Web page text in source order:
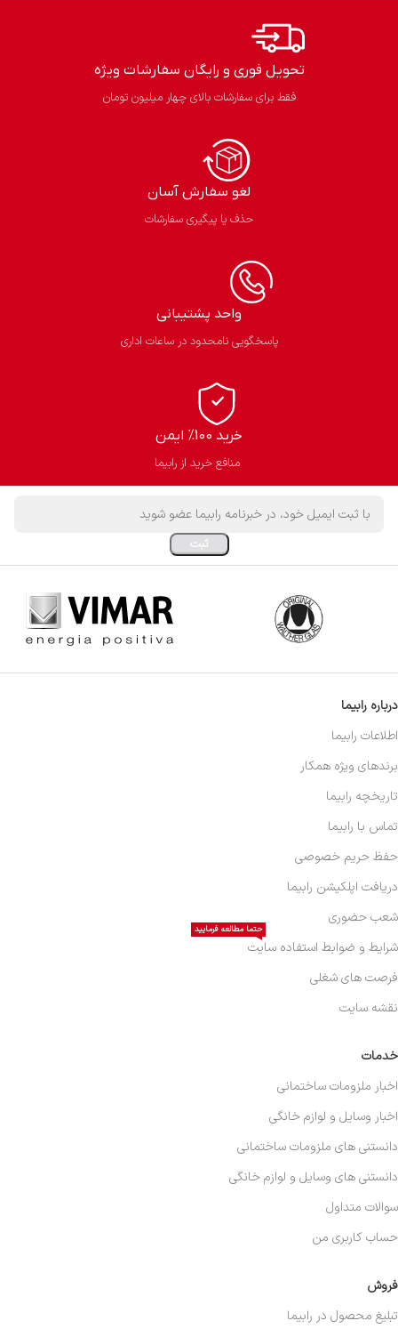
تحویل فوری و رایگان سفارشات ویژه
فقط برای سفارشات بالای چهار میلیون تومان
لغو سفارش آسان​
حذف یا پیگیری سفارشات
واحد پشتیبانی
پاسخگویی نامحدود در ساعات اداری
خرید 100% ایمن
منافع خرید از رابیما
فروش
تبلیغ محصول در رابیما
خدمات
اخبار ملزومات ساختمانی
اخبار وسایل و لوازم خانگی
دانستنی های ملزومات ساختمانی
دانستنی های وسایل و لوازم خانگی
سوالات متداول
حساب کاربری من
درباره رابیما
اطلاعات رابیما
برندهای ویژه همکار
تاریخچه رابیما
تماس با رابیما
حفظ حریم خصوصی
دریافت اپلکیشن رابیما
شعب حضوری
شرایط و ضوابط استفاده سایت
حتما مطالعه فرمایید
فرصت های شغلی
نقشه سایت